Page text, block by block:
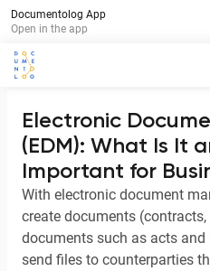
Documentolog App
Open in the app
Electronic
(EDM): What Is It
Important for
With electronic document
create documents
documents such as acts
send files to counterparties